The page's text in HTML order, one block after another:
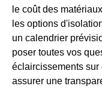
le coût des
les options
un calendrier
poser toutes vos
éclaircissements
assurer une